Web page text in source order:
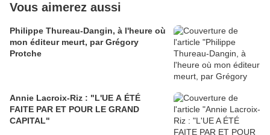
Vous aimerez aussi
Philippe Thureau-Dangin, à l'heure où
mon éditeur meurt, par Grégory
Protche
Annie Lacroix-Riz : "L'UE A ÉTÉ
FAITE PAR ET POUR LE GRAND
CAPITAL"